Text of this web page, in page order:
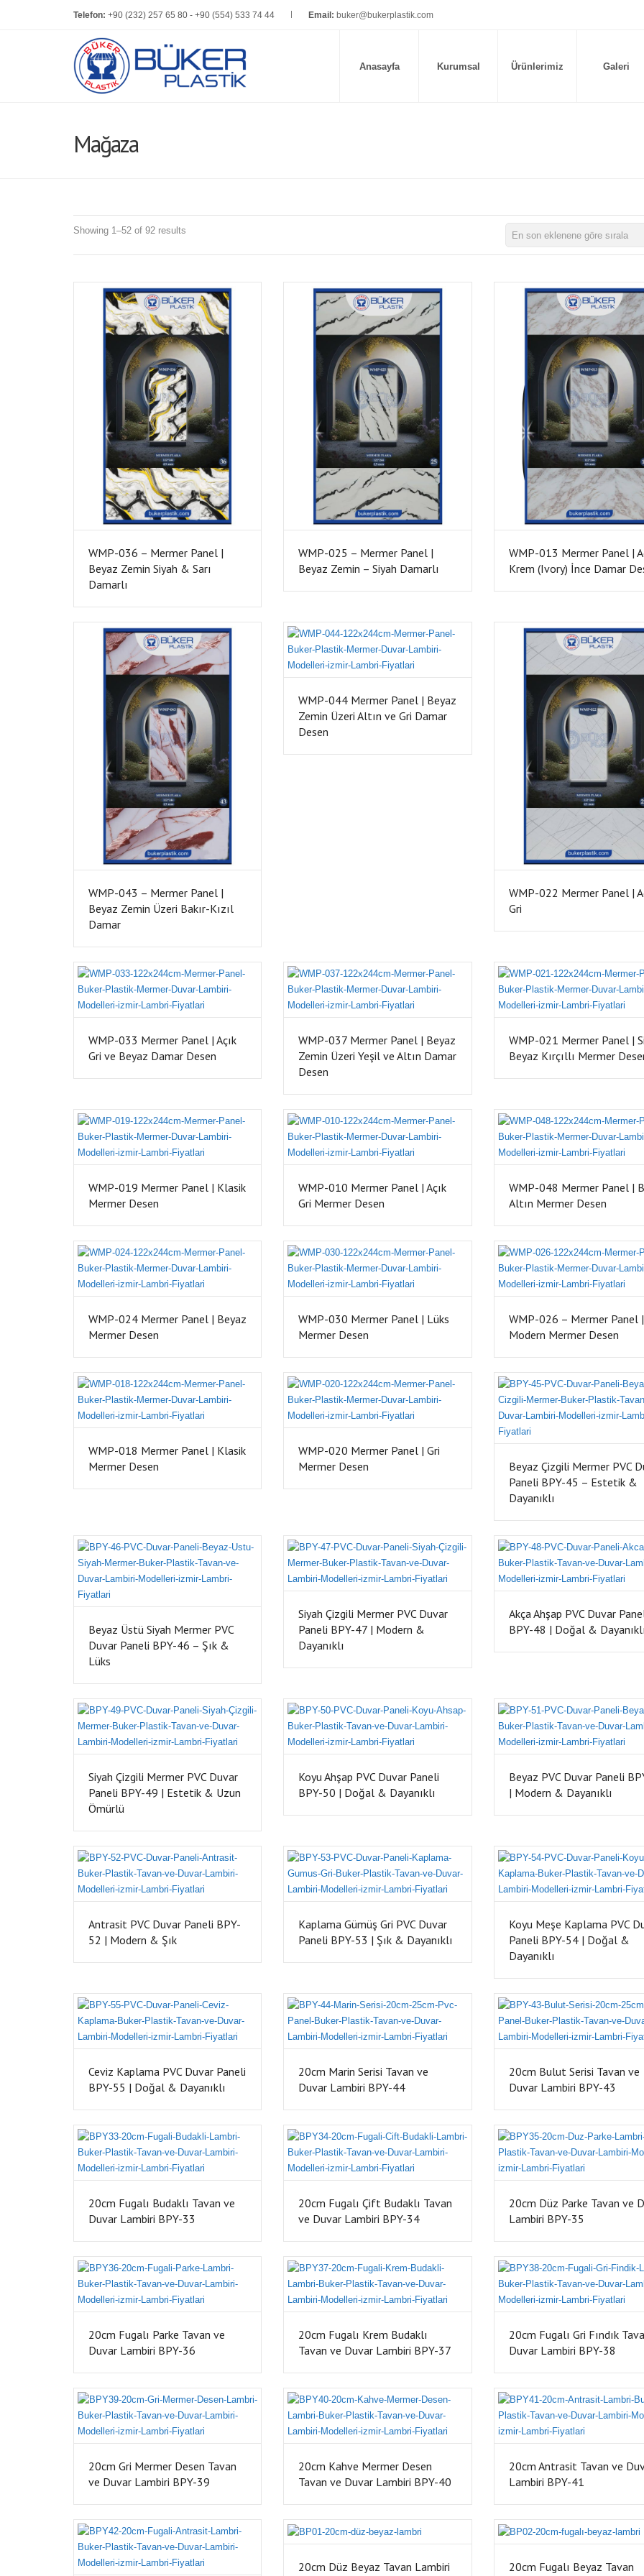
Telefon: +90 (232) 257 65 80 - +90 (554) 533 74 44 Email: buker@bukerplastik.com
Anasayfa Kurumsal Ürünlerimiz Galeri
Mağaza
Showing 1–52 of 92 results
WMP-036 – Mermer Panel |
Beyaz Zemin Siyah & Sarı
Damarlı
WMP-025 – Mermer Panel |
Beyaz Zemin – Siyah Damarlı
WMP-013 Mermer Panel |
Krem (Ivory) İnce Damar
WMP-043 – Mermer Panel |
Beyaz Zemin Üzeri Bakır-Kızıl
Damar
WMP-044 Mermer Panel | Beyaz
Zemin Üzeri Altın ve Gri Damar
Desen
WMP-022 Mermer Panel |
Gri
WMP-033 Mermer Panel | Açık
Gri ve Beyaz Damar Desen
WMP-037 Mermer Panel | Beyaz
Zemin Üzeri Yeşil ve Altın Damar
Desen
WMP-021 Mermer Panel |
Beyaz Kırçıllı Mermer
WMP-019 Mermer Panel | Klasik
Mermer Desen
WMP-010 Mermer Panel | Açık
Gri Mermer Desen
WMP-048 Mermer Panel |
Altın Mermer Desen
WMP-024 Mermer Panel | Beyaz
Mermer Desen
WMP-030 Mermer Panel | Lüks
Mermer Desen
WMP-026 – Mermer Panel |
Modern Mermer Desen
WMP-018 Mermer Panel | Klasik
Mermer Desen
WMP-020 Mermer Panel | Gri
Mermer Desen
Beyaz Çizgili Mermer PVC
Paneli BPY-45 – Estetik &
Dayanıklı
Beyaz Üstü Siyah Mermer PVC
Duvar Paneli BPY-46 – Şık &
Lüks
Siyah Çizgili Mermer PVC Duvar
Paneli BPY-47 | Modern &
Dayanıklı
Akça Ahşap PVC Duvar
BPY-48 | Doğal &
Siyah Çizgili Mermer PVC Duvar
Paneli BPY-49 | Estetik & Uzun
Ömürlü
Koyu Ahşap PVC Duvar Paneli
BPY-50 | Doğal & Dayanıklı
Beyaz PVC Duvar Paneli
| Modern & Dayanıklı
Antrasit PVC Duvar Paneli BPY-
52 | Modern & Şık
Kaplama Gümüş Gri PVC Duvar
Paneli BPY-53 | Şık & Dayanıklı
Koyu Meşe Kaplama PVC
Paneli BPY-54 | Doğal &
Dayanıklı
Ceviz Kaplama PVC Duvar Paneli
BPY-55 | Doğal & Dayanıklı
20cm Marin Serisi Tavan ve
Duvar Lambiri BPY-44
20cm Bulut Serisi Tavan ve
Duvar Lambiri BPY-43
20cm Fugalı Budaklı Tavan ve
Duvar Lambiri BPY-33
20cm Fugalı Çift Budaklı Tavan
ve Duvar Lambiri BPY-34
20cm Düz Parke Tavan ve
Lambiri BPY-35
20cm Fugalı Parke Tavan ve
Duvar Lambiri BPY-36
20cm Fugalı Krem Budaklı
Tavan ve Duvar Lambiri BPY-37
20cm Fugalı Gri Fındık
Duvar Lambiri BPY-38
20cm Gri Mermer Desen Tavan
ve Duvar Lambiri BPY-39
20cm Kahve Mermer Desen
Tavan ve Duvar Lambiri BPY-40
20cm Antrasit Tavan ve
Lambiri BPY-41
20cm Düz Beyaz Tavan Lambiri
20cm Fugalı Beyaz Tavan